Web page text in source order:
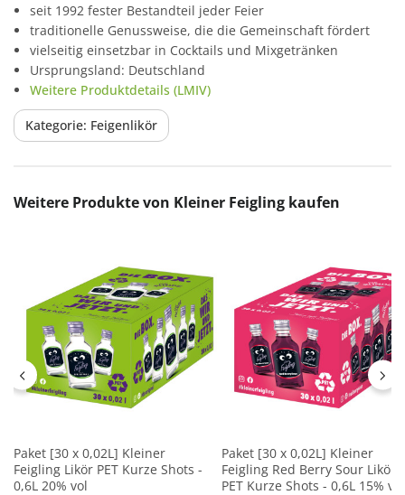
seit 1992 fester Bestandteil jeder Feier
traditionelle Genussweise, die die Gemeinschaft fördert
vielseitig einsetzbar in Cocktails und Mixgetränken
Ursprungsland: Deutschland
Weitere Produktdetails (LMIV)
Kategorie: Feigenlikör
Produktgalerie überspringen
Weitere Produkte von Kleiner Feigling kaufen
Paket [30 x 0,02L] Kleiner
Feigling Likör PET Kurze Shots -
0,6L 20% vol
Paket [30 x 0,02L] Kleiner
Feigling Red Berry Sour Likör
PET Kurze Shots - 0,6L 15% vol